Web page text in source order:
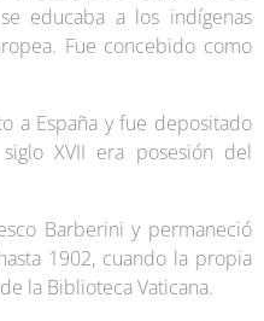
educaba a los indígenas
Fue concebido como
a España y fue depositado
XVII era posesión del
Barberini y permaneció
1902, cuando la propia
la Biblioteca Vaticana.